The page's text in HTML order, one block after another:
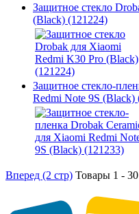
Защитное стекло
(Black) (121224)
Защитное стекло-
Redmi Note 9S (Black)
Вперед (2 стр) Товары 1 -